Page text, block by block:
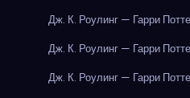
Дж. К. Роулинг — Гарри
Дж. К. Роулинг — Гарри
Дж. К. Роулинг — Гарри